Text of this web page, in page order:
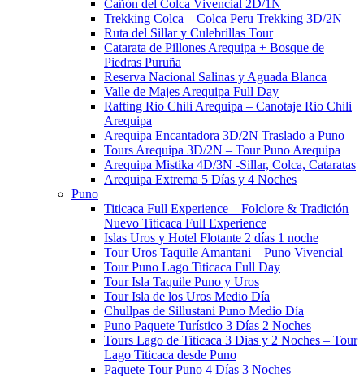
Cañón del Colca Vivencial 2D/1N
Trekking Colca – Colca Peru Trekking 3D/2N
Ruta del Sillar y Culebrillas Tour
Catarata de Pillones Arequipa + Bosque de
Piedras Puruña
Reserva Nacional Salinas y Aguada Blanca
Valle de Majes Arequipa Full Day
Rafting Rio Chili Arequipa – Canotaje Rio Chili
Arequipa
Arequipa Encantadora 3D/2N Traslado a Puno
Tours Arequipa 3D/2N – Tour Puno Arequipa
Arequipa Mistika 4D/3N -Sillar, Colca, Cataratas
Arequipa Extrema 5 Días y 4 Noches
Puno
Titicaca Full Experience – Folclore & Tradición
Nuevo Titicaca Full Experience
Islas Uros y Hotel Flotante 2 días 1 noche
Tour Uros Taquile Amantani​ – Puno Vivencial
Tour Puno Lago Titicaca Full Day
Tour Isla Taquile Puno y Uros
Tour Isla de los Uros Medio Día
Chullpas de Sillustani Puno Medio Día
Puno Paquete Turístico 3 Días 2 Noches
Tours Lago de Titicaca 3 Dias y 2 Noches – Tour
Lago Titicaca desde Puno
Paquete Tour Puno 4 Días 3 Noches